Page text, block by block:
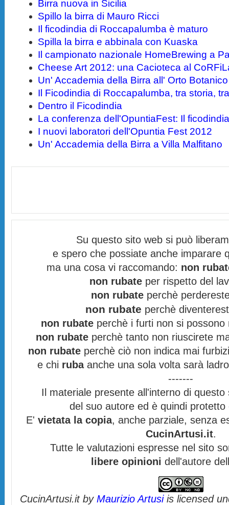
Birra nuova in Sicilia
Spillo la birra di Mauro Ricci
Il ficodindia di Roccapalumba è maturo
Spilla la birra e abbinala con Kuaska
Il campionato nazionale HomeBrewing a
Cheese Art 2012: una Cacioteca al
Un' Accademia della Birra all' Orto Botanico
Il Ficodindia di Roccapalumba, tra storia,
Dentro il Ficodindia
La conferenza dell'OpuntiaFest: Il
I nuovi laboratori dell'Opuntia Fest 2012
Un' Accademia della Birra a Villa Malfitano
Su questo sito web si può
e spero che possiate anche imparare
ma una cosa vi raccomando: non
non rubate per rispetto del
non rubate perchè
non rubate perchè
non rubate perchè i furti non si
non rubate perchè tanto non riuscirete
non rubate perchè ciò non indica mai
e chi rubaanche una sola volta sarà
-------
Il materiale presente all'interno di
del suo autore ed è quindi
E' vietata la copia, anche parziale, senza
CucinArtusi.it.
Tutte le valutazioni espresse nel sito
libere opinioni dell'autore
CucinArtusi.itby Maurizio Artusiis licensed